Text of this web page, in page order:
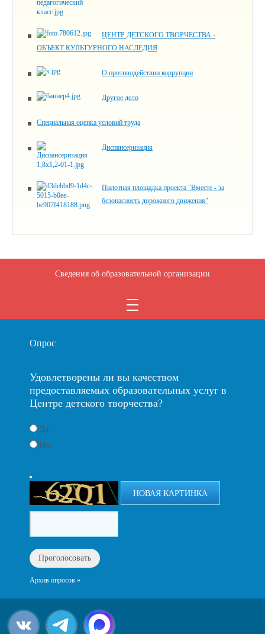
ЦЕНТР ДЕТСКОГО ТВОРЧЕСТВА -
ОБЪЕКТ КУЛЬТУРНОГО НАСЛЕДИЯ
О противодействии коррупции
Другое дело
Специальная оценка условий труда
Диспансеризация
Пилотная площадка проекта "Вместе - за
безопасность дорожного движения"
Сведения об образовательной организации
Опрос
Удовлетворены ли вы качеством
предоставляемых образовательных услуг в
Центре детского творчества?
Да
Нет
НОВАЯ КАРТИНКА
Архив опросов »